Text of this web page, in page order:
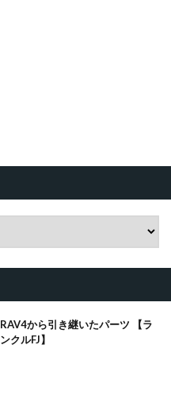
RAV4から引き継いたパーツ 【ラ
ンクルFJ】